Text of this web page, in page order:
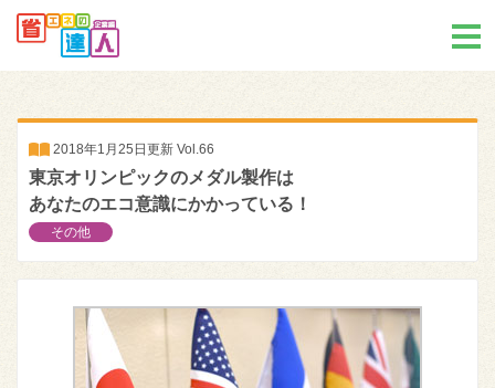
2018年1月25日更新 Vol.66
東京オリンピックのメダル製作は
あなたのエコ意識にかかっている！
その他